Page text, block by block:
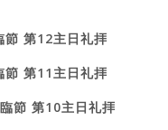
節 第12主日礼拝
節 第11主日礼拝
節 第10主日礼拝